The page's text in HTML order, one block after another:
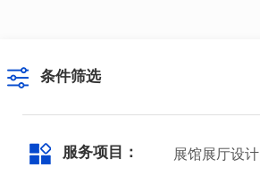
条件筛选
服务项目： 展馆展厅设计